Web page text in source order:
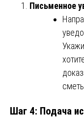
Письменное
Шаг 4: Подача